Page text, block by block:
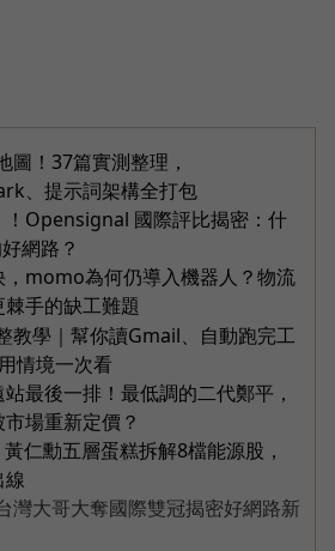
！37篇實測整理，
、提示詞架構全打包
！Opensignal 國際評比揭密：什
網路？
，momo為何仍導入機器人？物流
手的缺工難題
教學｜幫你讀Gmail、自動跑完工
情境一次看
最後一排！最低調的二代鄭平，
場重新定價？
仁勳五層蛋糕拆解8檔能源股，
線
灣大哥大奪國際雙冠揭密好網路新